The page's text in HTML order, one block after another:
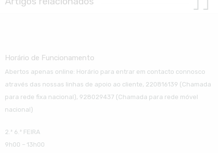
Horário de Funcionamento
Abertos apenas online: Horário para entrar em contacto connosco
através das nossas linhas de apoio ao cliente, 220816139 (Chamada
para rede fixa nacional), 928029437 (Chamada para rede móvel
nacional)
2.ª 6.ª FEIRA
9h00 – 13h00